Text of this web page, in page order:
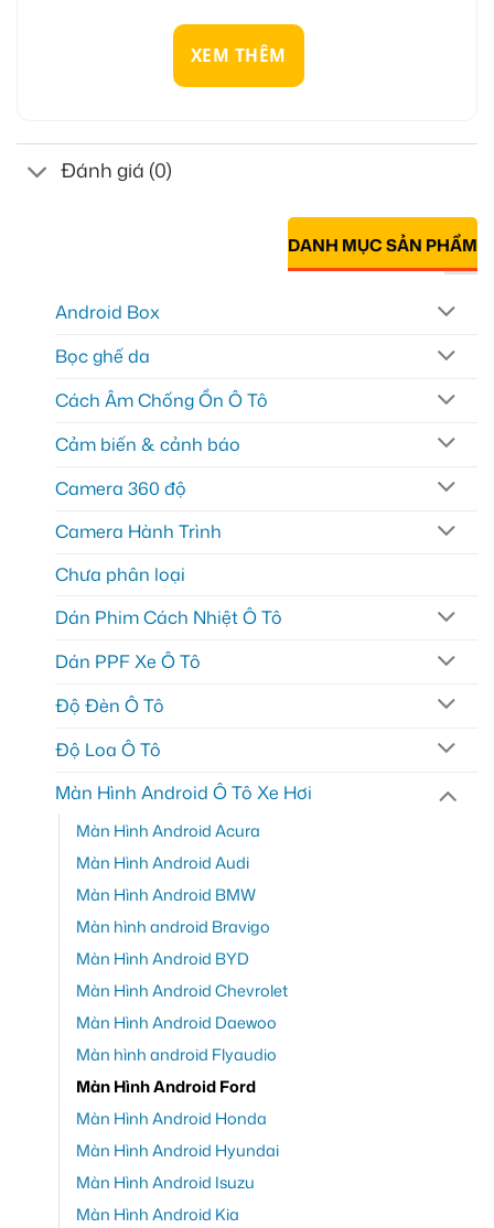
XEM THÊM
Đánh giá (0)
DANH MỤC SẢN PHẨM
Android Box
Bọc ghế da
Cách Âm Chống Ồn Ô Tô
Cảm biến & cảnh báo
Camera 360 độ
Camera Hành Trình
Chưa phân loại
Dán Phim Cách Nhiệt Ô Tô
Dán PPF Xe Ô Tô
Độ Đèn Ô Tô
Độ Loa Ô Tô
Màn Hình Android Ô Tô Xe Hơi
Màn Hình Android Acura
Màn Hình Android Audi
Màn Hình Android BMW
Màn hình android Bravigo
Màn Hình Android BYD
Màn Hình Android Chevrolet
Màn Hình Android Daewoo
Màn hình android Flyaudio
Màn Hình Android Ford
Màn Hình Android Honda
Màn Hình Android Hyundai
Màn Hình Android Isuzu
Màn Hình Android Kia